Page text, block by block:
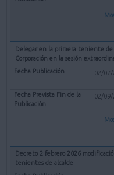
Delegar en la primera teniente de
Corporación en la sesión
02/07/
02/09/
Decreto 2 febrero 2026
tenientes de alcalde